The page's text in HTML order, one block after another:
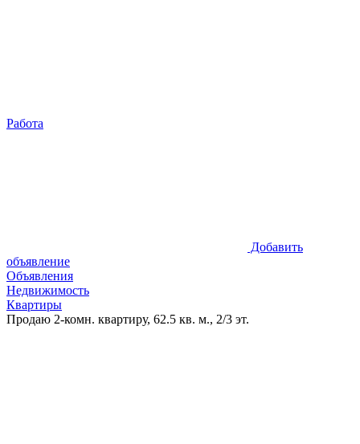
Работа
Добавить
объявление
Объявления
Недвижимость
Квартиры
Продаю 2-комн. квартиру, 62.5 кв. м., 2/3 эт.